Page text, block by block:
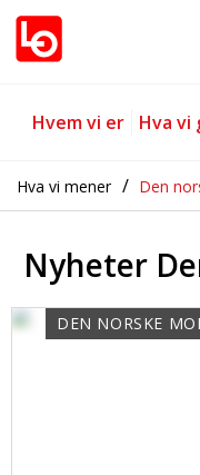
Nyheter
Gå til hovedinnhold
Gå til navigasjon
Hvem vi er Hva vi
Hva vi mener Den
Nyheter
DEN NORSKE